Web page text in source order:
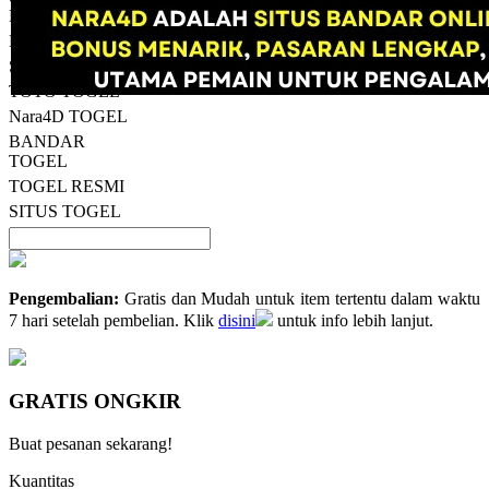
Reviews.
Tautan
halaman
sama.
Nara4D
Nara4D
SITUS TOTO
TOTO TOGEL
Nara4D TOGEL
BANDAR
TOGEL
TOGEL RESMI
SITUS TOGEL
Pengembalian: Gratis dan Mudah untuk item tertentu dalam waktu
7 hari setelah pembelian. Klik disini untuk info lebih lanjut.
GRATIS ONGKIR
Buat pesanan sekarang!
Kuantitas